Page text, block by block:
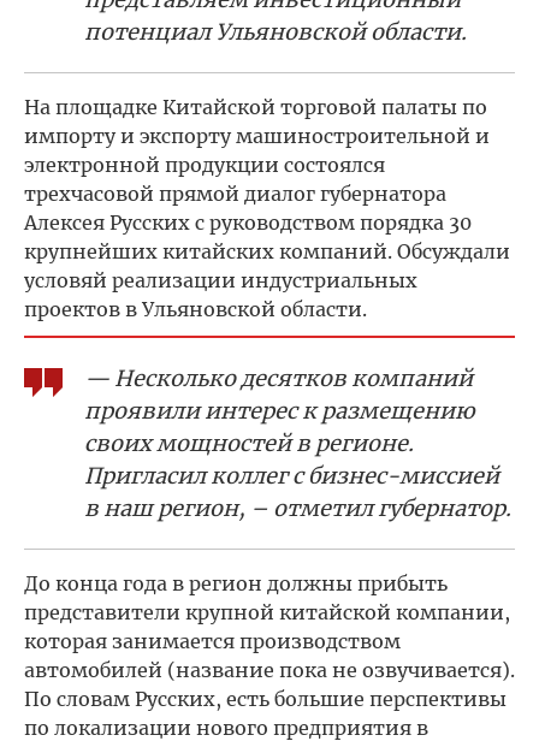
потенциал Ульяновской области.
На площадке Китайской торговой палаты по
импорту и экспорту машиностроительной и
электронной продукции состоялся
трехчасовой прямой диалог губернатора
Алексея Русских с руководством порядка 30
крупнейших китайских компаний. Обсуждали
условяй реализации индустриальных
проектов в Ульяновской области.
— Несколько десятков компаний
проявили интерес к размещению
своих мощностей в регионе.
Пригласил коллег с бизнес-миссией
в наш регион, – отметил губернатор.
До конца года в регион должны прибыть
представители крупной китайской компании,
которая занимается производством
автомобилей (название пока не озвучивается).
По словам Русских, есть большие перспективы
по локализации нового предприятия в